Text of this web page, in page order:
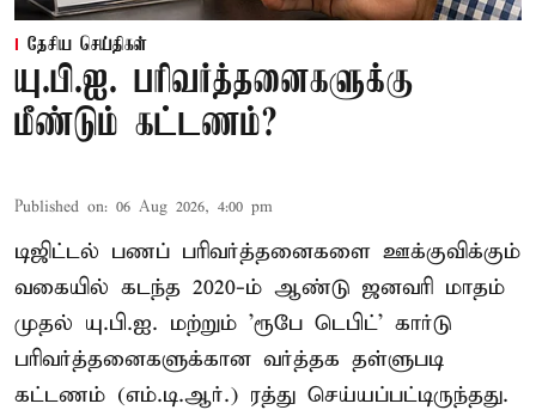
தேசிய செய்திகள்
யு.பி.ஐ. பரிவர்த்தனைகளுக்கு
மீண்டும் கட்டணம்?
Published on: 06 Aug 2026, 4:00 pm
டிஜிட்டல் பணப் பரிவர்த்தனைகளை ஊக்குவிக்கும்
வகையில் கடந்த 2020-ம் ஆண்டு ஜனவரி மாதம்
முதல் யு.பி.ஐ. மற்றும் 'ரூபே டெபிட்' கார்டு
பரிவர்த்தனைகளுக்கான வர்த்தக தள்ளுபடி
கட்டணம் (எம்.டி.ஆர்.) ரத்து செய்யப்பட்டிருந்தது.